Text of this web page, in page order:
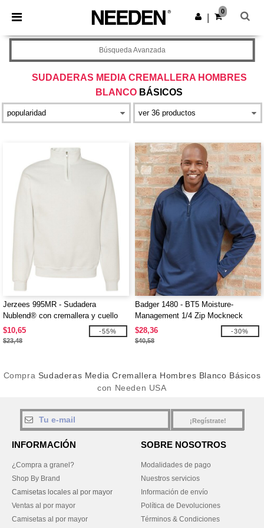
× App de Needen
¡Mejores precios en app!
Descargar app
0
SUDADERAS MEDIA CREMALLERA HOMBRES
BLANCO BÁSICOS
Búsqueda Avanzada
Jerzees 995MR - Sudadera
Nublend® con cremallera y cuello
cadete
$10,65
$23,48
-55%
Badger 1480 - BT5 Moisture-
Management 1/4 Zip Mockneck
$28,36
$40,58
-30%
Compra Sudaderas Media Cremallera Hombres Blanco Básicos
con Needen USA
¡Regístrate!
INFORMACIÓN
¿Compra a granel?
Shop By Brand
Camisetas locales al por mayor
Ventas al por mayor
Camisetas al por mayor
SOBRE NOSOTROS
Modalidades de pago
Nuestros servicios
Información de envío
Política de Devoluciones
Términos & Condiciones